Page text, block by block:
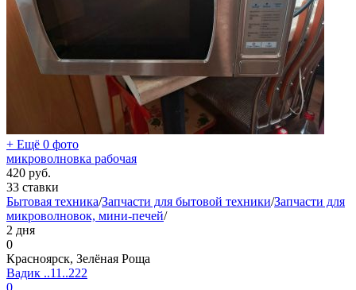
+ Ещё 0 фото
микроволновка рабочая
420 руб.
33 ставки
Бытовая техника/Запчасти для бытовой техники/Запчасти для
микроволновок, мини-печей/
2 дня
0
Красноярск, Зелёная Роща
Вадик ..11..222
0